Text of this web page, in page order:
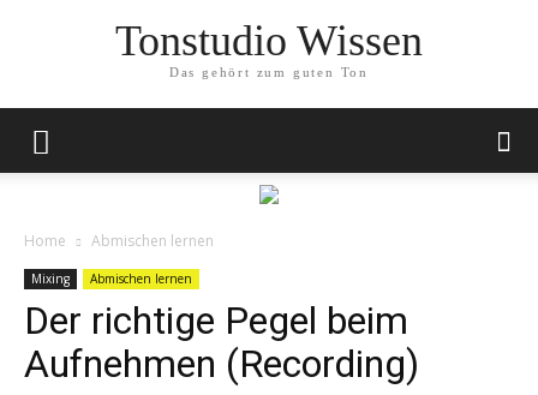
Tonstudio Wissen
Das gehört zum guten Ton
Home Abmischen lernen
Mixing Abmischen lernen
Der richtige Pegel beim
Aufnehmen (Recording)